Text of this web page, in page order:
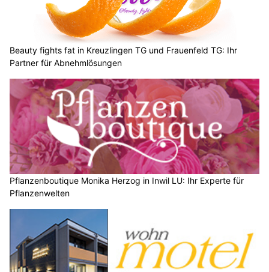
Beauty fights fat in Kreuzlingen TG und Frauenfeld TG: Ihr
Partner für Abnehmlösungen
Pflanzenboutique Monika Herzog in Inwil LU: Ihr Experte für
Pflanzenwelten